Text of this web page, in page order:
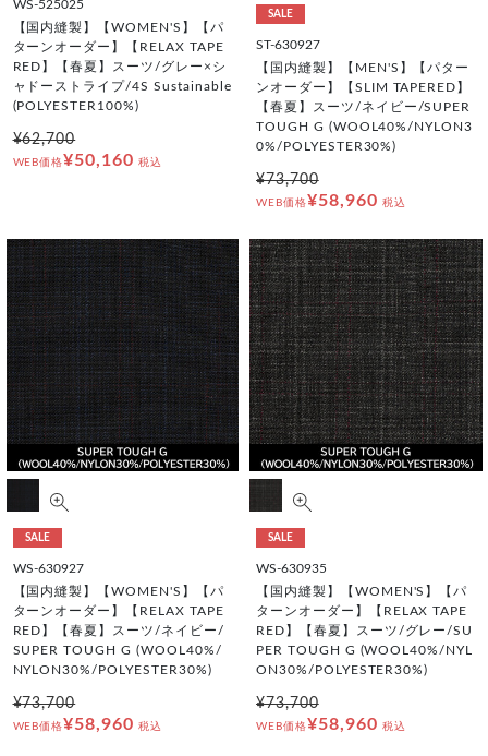
WS-525025
【国内縫製】【WOMEN'S】【パ
ターンオーダー】【RELAX TAPE
RED】【春夏】スーツ/グレー×シ
ャドーストライプ/4S Sustainable
(POLYESTER100%)
¥62,700
WEB価格¥50,160 税込
SALE
ST-630927
【国内縫製】【MEN'S】【パター
ンオーダー】【SLIM TAPERED】
【春夏】スーツ/ネイビー/SUPER
TOUGH G (WOOL40%/NYLON3
0%/POLYESTER30%)
¥73,700
WEB価格¥58,960 税込
SALE
WS-630927
【国内縫製】【WOMEN'S】【パ
ターンオーダー】【RELAX TAPE
RED】【春夏】スーツ/ネイビー/
SUPER TOUGH G (WOOL40%/
NYLON30%/POLYESTER30%)
¥73,700
WEB価格¥58,960 税込
SALE
WS-630935
【国内縫製】【WOMEN'S】【パ
ターンオーダー】【RELAX TAPE
RED】【春夏】スーツ/グレー/SU
PER TOUGH G (WOOL40%/NYL
ON30%/POLYESTER30%)
¥73,700
WEB価格¥58,960 税込